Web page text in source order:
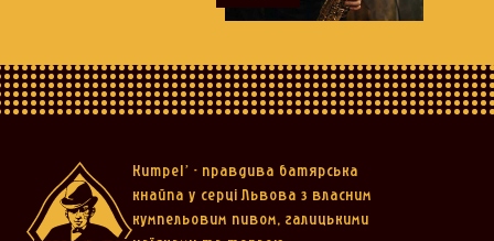
Kumpel’ - правдива батярська
кнайпа у серці Львова з власним
кумпельовим пивом, галицькими